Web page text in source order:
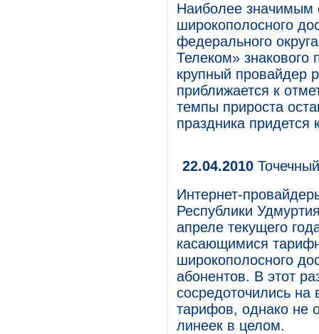
Наиболее значимым
широкополосного
федерального
Телеком» знакового
крупный провайдер
приближается к
темпы прироста
праздника
22.04.2010
Интернет-
Республики
апреле текущего
касающимися
широкополосного
абонентов. В этот
сосредоточились
тарифов, однако не
линеек в целом.